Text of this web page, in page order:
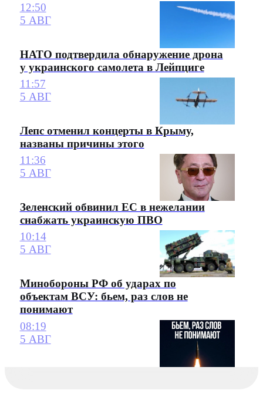
12:50
5 АВГ
НАТО подтвердила обнаружение дрона
у украинского самолета в Лейпциге
11:57
5 АВГ
Лепс отменил концерты в Крыму,
названы причины этого
11:36
5 АВГ
Зеленский обвинил ЕС в нежелании
снабжать украинскую ПВО
10:14
5 АВГ
Минобороны РФ об ударах по
объектам ВСУ: бьем, раз слов не
понимают
08:19
5 АВГ